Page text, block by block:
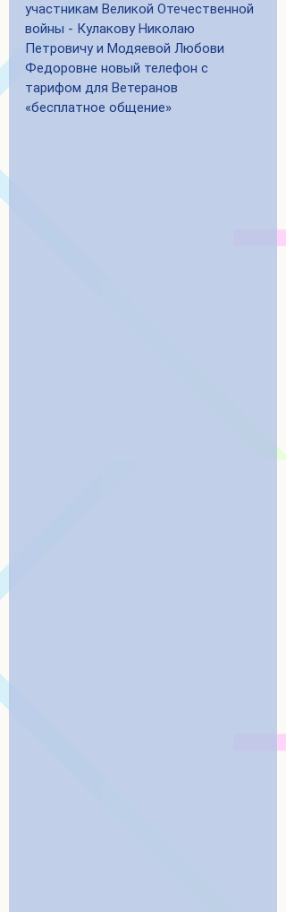
участникам Великой Отечественной
войны - Кулакову Николаю
Петровичу и Модяевой Любови
Федоровне новый телефон с
тарифом для Ветеранов
«бесплатное общение»